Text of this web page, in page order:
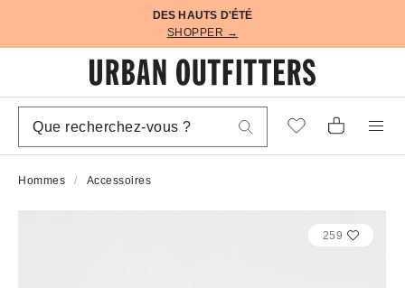
DES HAUTS D'ÉTÉ
SHOPPER →
Hommes Accessoires
259